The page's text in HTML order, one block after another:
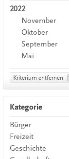
2022
November
Oktober
September
Mai
Kriterium entfernen
Kategorie
Bürger
Freizeit
Geschichte